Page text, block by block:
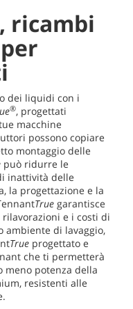
ricambi
dei liquidi con i
®, progettati
macchine
possono copiare
montaggio delle
può ridurre le
inattività delle
la progettazione e la
True garantisce
e i costi di
ambiente di lavaggio,
True progettato e
che ti permetterà
potenza della
resistenti alle